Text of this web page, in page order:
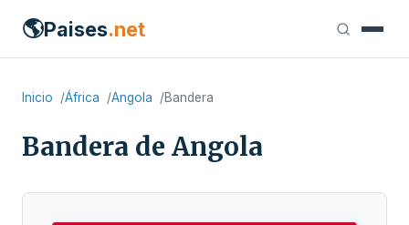
🌎Paises.net
Inicio África Angola Bandera
Bandera de Angola